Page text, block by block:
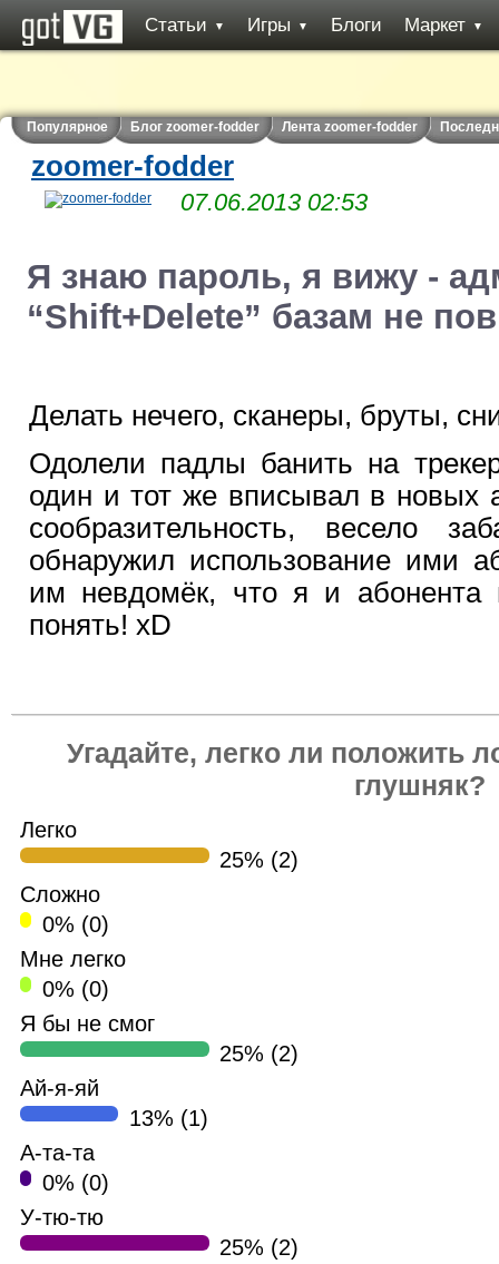
Статьи ▼ Игры ▼ Блоги Маркет ▼
Популярное Блог zoomer-fodder Лента zoomer-fodder
zoomer-fodder
07.06.2013 02:53
Я знаю пароль, я вижу -
“Shift+Delete” базам не
Делать нечего, сканеры, бруты,
Одолели падлы банить на
один и тот же вписывал в новых
сообразительность, весело
обнаружил использование ими
им невдомёк, что я и
понять! хD
Угадайте, легко ли положить
глушняк?
Легко
25% (2)
Сложно
0% (0)
Мне легко
0% (0)
Я бы не смог
25% (2)
Ай-я-яй
13% (1)
А-та-та
0% (0)
У-тю-тю
25% (2)